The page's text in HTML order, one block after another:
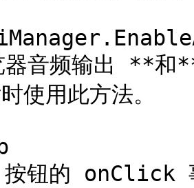
音频输出 **和
使用此方法。
钮的 onClick